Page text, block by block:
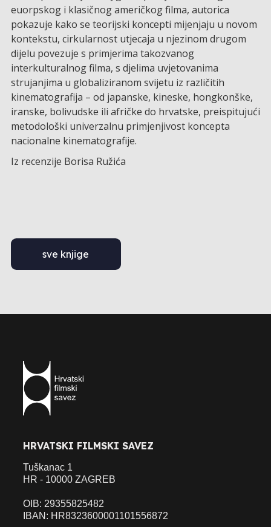
euorpskog i klasičnog američkog filma, autorica
pokazuje kako se teorijski koncepti mijenjaju u novom
kontekstu, cirkularnost utjecaja u njezinom drugom
dijelu povezuje s primjerima takozvanog
interkulturalnog filma, s djelima uvjetovanima
strujanjima u globaliziranom svijetu iz različitih
kinematografija – od japanske, kineske, hongkonške,
iranske, bolivudske ili afričke do hrvatske, preispitujući
metodološki univerzalnu primjenjivost koncepta
nacionalne kinematografije.
Iz recenzije Borisa Ružića
sve knjige
HRVATSKI FILMSKI SAVEZ
Tuškanac 1
HR - 10000 ZAGREB
OIB: 29355825482
IBAN: HR8323600001101556872